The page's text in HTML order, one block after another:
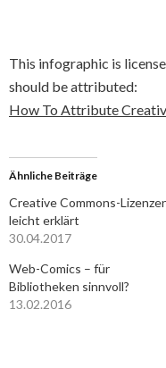
This infographic is
should be attributed:
How To Attribute
Ähnliche Beiträge
Creative Commons-
leicht erklärt
30.04.2017
Web-Comics – für
Bibliotheken sinnvoll?
13.02.2016